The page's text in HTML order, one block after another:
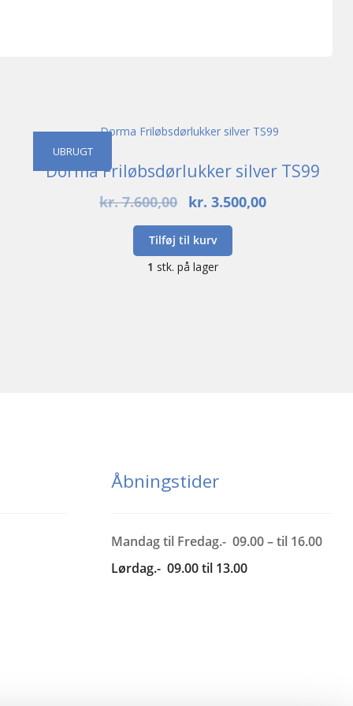
UBRUGT
Dorma Friløbsdørlukker silver TS99
kr.7.600,00
Den
pris
var:
kr. 7.600,00.
kr. 3.500,00Den
Tilføj til kurv
1 stk. på lager
Åbningstider
Mandag til Fredag.- 09.00 – til 16.00
Lørdag.- 09.00 til 13.00